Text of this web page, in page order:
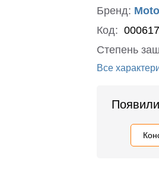
Бренд:
Код:
Степень
Все